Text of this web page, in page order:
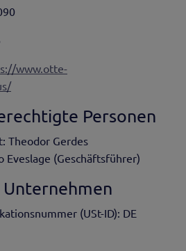
www.otte-
Personen
Theodor Gerdes
Eveslage (Geschäftsführer)
(USt-ID): DE